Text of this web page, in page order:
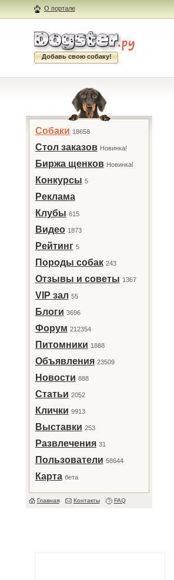
О портале
Добавь свою собаку!
Собаки 18658
Стол заказов Новинка!
Биржа щенков Новинка!
Конкурсы 5
Реклама
Клубы 615
Видео 1873
Рейтинг 5
Породы собак 243
Отзывы и советы 1367
VIP зал 55
Блоги 3696
Форум 212354
Питомники 1888
Объявления 23509
Новости 888
Статьи 2052
Клички 9913
Выставки 253
Развлечения 31
Пользователи 58644
Карта бета
Главная Контакты FAQ